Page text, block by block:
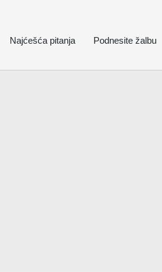
Najćešća pitanja Podnesite žalbu